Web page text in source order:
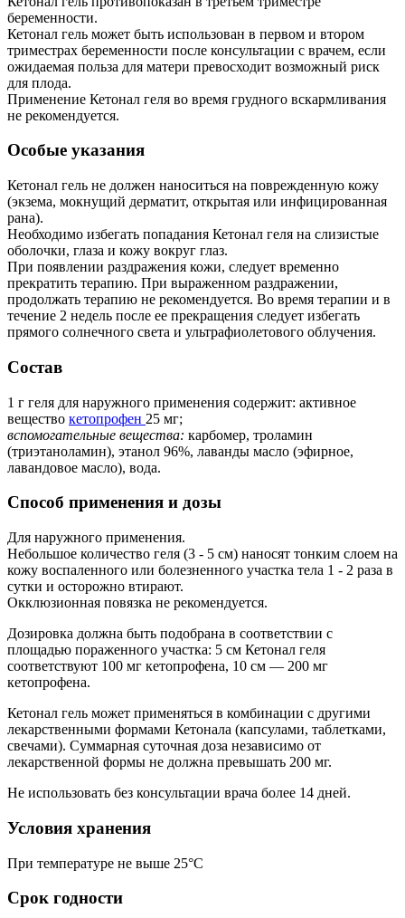
беременности.
Кетонал гель может быть использован в первом и втором
триместрах беременности после консультации с врачем, если
ожидаемая польза для матери превосходит возможный риск
для плода.
Применение Кетонал геля во время грудного вскармливания
не рекомендуется.
Особые указания
Кетонал гель не должен наноситься на поврежденную кожу
(экзема, мокнущий дерматит, открытая или инфицированная
рана).
Необходимо избегать попадания Кетонал геля на слизистые
оболочки, глаза и кожу вокруг глаз.
При появлении раздражения кожи, следует временно
прекратить терапию. При выраженном раздражении,
продолжать терапию не рекомендуется. Во время терапии и в
течение 2 недель после ее прекращения следует избегать
прямого солнечного света и ультрафиолетового облучения.
Состав
1 г геля для наружного применения содержит: активное
вещество кетопрофен 25 мг;
вспомогательные вещества: карбомер, троламин
(триэтаноламин), этанол 96%, лаванды масло (эфирное,
лавандовое масло), вода.
Способ применения и дозы
Для наружного применения.
Небольшое количество геля (3 - 5 см) наносят тонким слоем на
кожу воспаленного или болезненного участка тела 1 - 2 раза в
сутки и осторожно втирают.
Окклюзионная повязка не рекомендуется.
Дозировка должна быть подобрана в соответствии с
площадью пораженного участка: 5 см Кетонал геля
соответствуют 100 мг кетопрофена, 10 см — 200 мг
кетопрофена.
Кетонал гель может применяться в комбинации с другими
лекарственными формами Кетонала (капсулами, таблетками,
свечами). Суммарная суточная доза независимо от
лекарственной формы не должна превышать 200 мг.
Не использовать без консультации врача более 14 дней.
Условия хранения
При температуре не выше 25°С
Срок годности